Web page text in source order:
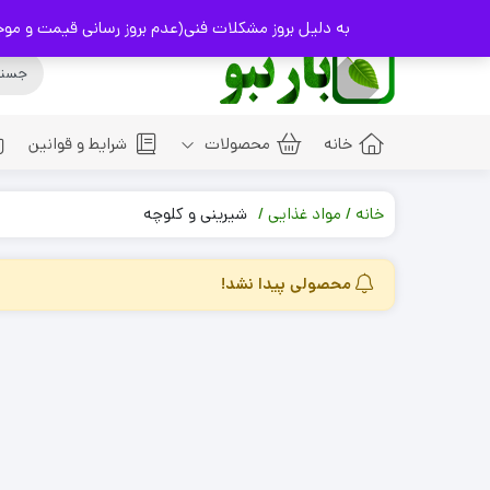
به دلیل بروز مشکلات فنی(عدم بروز رسانی قیمت و موجودی
info@Baranbo.com
خانه محصولات
آشپزخانه
روغن ها
شیرینی و کلوچه
شوینده
شرایط و قوانین
خانه مواد غذایی شیرینی و کلوچه
محصولی پیدا نشد!